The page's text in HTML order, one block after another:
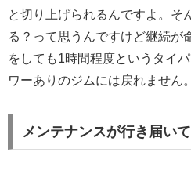
と切り上げられるんですよ。そ
る？って思うんですけど継続が
をしても1時間程度というタイ
ワーありのジムには戻れません。
メンテナンスが行き届い